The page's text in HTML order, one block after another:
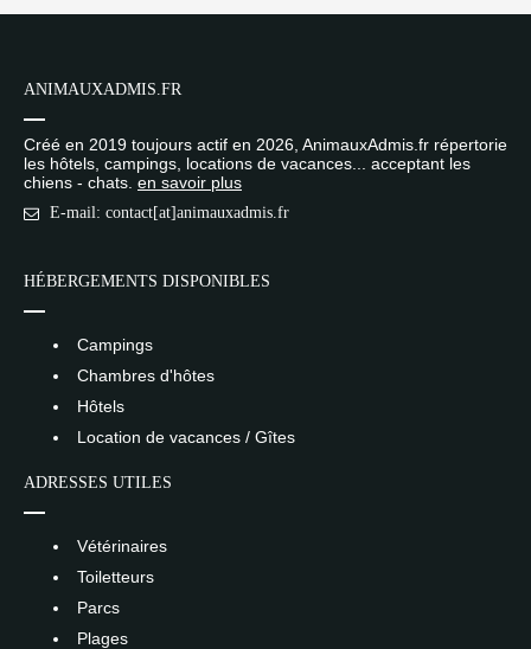
ANIMAUXADMIS.FR
Créé en 2019 toujours actif en 2026, AnimauxAdmis.fr répertorie
les hôtels, campings, locations de vacances... acceptant les
chiens - chats. en savoir plus
E-mail: contact[at]animauxadmis.fr
HÉBERGEMENTS DISPONIBLES
Campings
Chambres d'hôtes
Hôtels
Location de vacances / Gîtes
ADRESSES UTILES
Vétérinaires
Toiletteurs
Parcs
Plages